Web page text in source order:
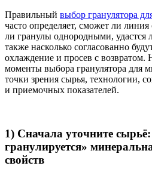
Правильный выбор гранулятора
часто определяет, сможет ли линия
ли гранулы однородными, удастся
также насколько согласованно
охлаждение и просев с
моменты выбора гранулятора для
точки зрения сырья, технологии,
и приемочных показателей.
1) Сначала уточните
гранулируется»
свойств